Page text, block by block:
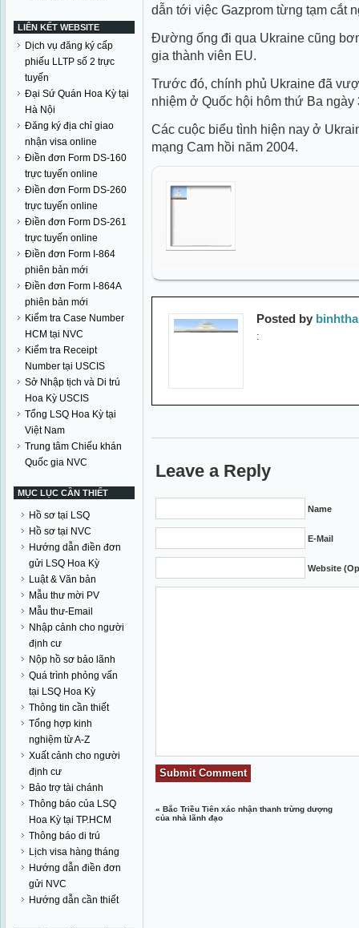
LIÊN KẾT WEBSITE
Dịch vụ đăng ký cấp
phiếu LLTP số 2 trực
tuyến
Đại Sứ Quán Hoa Kỳ tại
Hà Nội
Đăng ký địa chỉ giao
nhận visa online
Điền đơn Form DS-160
trực tuyến online
Điền đơn Form DS-260
trực tuyến online
Điền đơn Form DS-261
trực tuyến online
Điền đơn Form I-864
phiên bản mới
Điền đơn Form I-864A
phiên bản mới
Kiểm tra Case Number
HCM tại NVC
Kiểm tra Receipt
Number tại USCIS
Sở Nhập tịch và Di trú
Hoa Kỳ USCIS
Tổng LSQ Hoa Kỳ tại
Việt Nam
Trung tâm Chiếu khán
Quốc gia NVC
MỤC LỤC CẦN THIẾT
Hồ sơ tại LSQ
Hồ sơ tại NVC
Hướng dẫn điền đơn
gửi LSQ Hoa Kỳ
Luật & Văn bản
Mẫu thư mời PV
Mẫu thư-Email
Nhập cảnh cho người
định cư
Nộp hồ sơ bảo lãnh
Quá trình phỏng vấn
tại LSQ Hoa Kỳ
Thông tin cần thiết
Tổng hợp kinh
nghiệm từ A-Z
Xuất cảnh cho người
định cư
Bảo trợ tài chánh
Thông báo của LSQ
Hoa Kỳ tại TP.HCM
Thông báo di trú
Lịch visa hàng tháng
Hướng dẫn điền đơn
gửi NVC
Hướng dẫn cần thiết
dẫn tới việc Gazprom từng tạm cắt
Đường ống đi qua Ukraine cũng
gia thành viên EU.
Trước đó, chính phủ Ukraine đã
nhiệm ở Quốc hội hôm thứ Ba ngày
Các cuộc biểu tình hiện nay ở
mạng Cam hồi năm 2004.
Posted by
:
Leave a Reply
Name
E-Mail
Website
«Bắc Triều Tiên xác nhận thanh trừng dượng
của nhà lãnh đạo